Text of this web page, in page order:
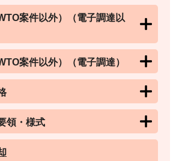
案件以外）（電子調達以
案件以外）（電子調達）
領・様式